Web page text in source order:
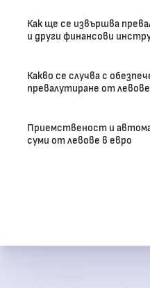
Как ще се извършва
и други финансови
Какво се случва с
превалутиране от
Приемственост и
суми от левове в евро